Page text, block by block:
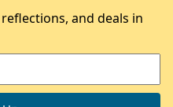
and deals in